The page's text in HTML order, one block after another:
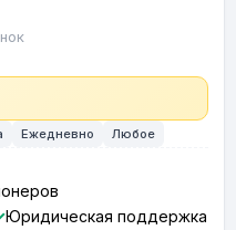
Ежедневно Любое
Юридическая поддержка